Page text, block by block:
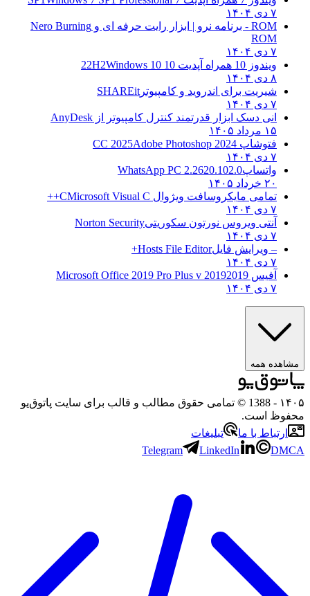
۷ دی ۱۴۰۴
ROM - برنامه نرو | ابزار رایت حرفه ای و
Nero Burning
ROM
۷ دی ۱۴۰۴
ویندوز 10 همراه آپدیت 10 22H2
Windows 10
۸ دی ۱۴۰۴
شیریت برای اندروید و کامپیوتر SHAREit
۷ دی ۱۴۰۴
انی دسک ابزار قدرتمند کنترل کامپیوتر از AnyDesk
۱۵ مرداد ۱۴۰۵
فتوشاپ CC 2025 Adobe Photoshop 2024
۷ دی ۱۴۰۴
واتساپWhatsApp PC 2.2620.102.0
۲۰ خرداد ۱۴۰۵
تمامی مایکروسافت ویژوال C Microsoft Visual C++
۷ دی ۱۴۰۴
آنتی ویروس نورتون سکوریتیNorton Security
۷ دی ۱۴۰۴
– ویرایش فایلHosts File Editor+
۷ دی ۱۴۰۴
آفیس 2019 2019 Microsoft Office 2019 Pro Plus v
۷ دی ۱۴۰۴
مشاهده همه
۱۴۰۵
- 1388 © تمامی حقوق مطالب و قالب برای سایت پاتوق‌یو
محفوظ است.
ارتباط با ما
تبلیغات
Telegram
LinkedIn DMCA